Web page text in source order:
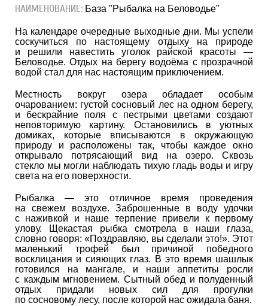
НАИМЕНОВАНИЕ: База "Рыбалка на Беловодье"
На календаре очередные выходные дни. Мы успели
соскучиться по настоящему отдыху на природе
и решили навестить уголок райской красоты —
Беловодье. Отдых на берегу водоёма с прозрачной
водой стал для нас настоящим приключением.
Местность вокруг озера обладает особым
очарованием: густой сосновый лес на одном берегу,
и бескрайние поля с пестрыми цветами создают
неповторимую картину. Остановились в уютных
домиках, которые вписываются в окружающую
природу и расположены так, чтобы каждое окно
открывало потрясающий вид на озеро. Сквозь
стекло мы могли наблюдать тихую гладь воды и игру
света на его поверхности.
Рыбалка — это отличное время проведения
на свежем воздухе. Заброшенные в воду удочки
с наживкой и наше терпение привели к первому
улову. Щекастая рыбка смотрела в наши глаза,
словно говоря: «Поздравляю, вы сделали это!». Этот
маленький трофей был причиной победного
восклицания и сияющих глаз. В это время шашлык
готовился на мангале, и наши аппетиты росли
с каждым мгновением. Сытный обед и полуденный
отдых придали новых сил для прогулки
по сосновому лесу, после которой нас ожидала баня.